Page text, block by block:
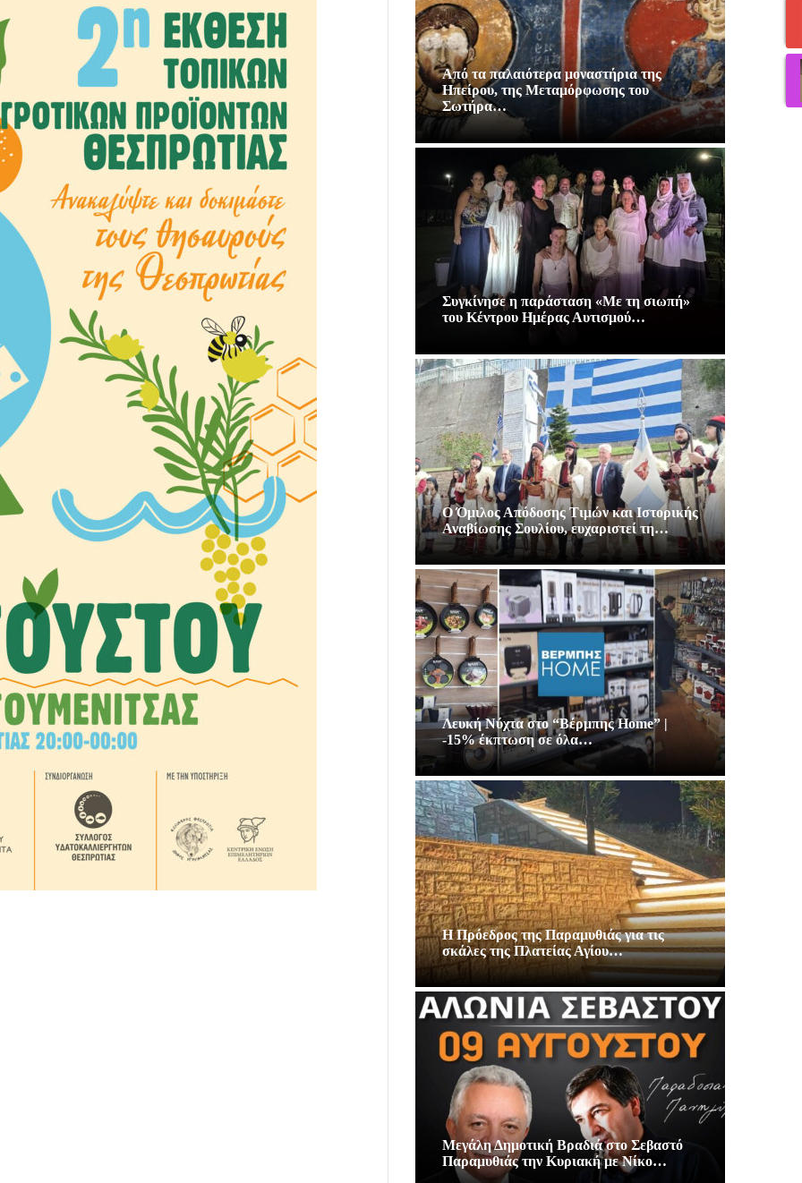
Από τα παλαιότερα μοναστήρια της
Ηπείρου, της Μεταμόρφωσης του
Σωτήρα…
Συγκίνησε η παράσταση «Με τη σιωπή»
του Κέντρου Ημέρας Αυτισμού…
Ο Όμιλος Απόδοσης Τιμών και Ιστορικής
Αναβίωσης Σουλίου, ευχαριστεί τη…
Λευκή Νύχτα στο “Βέρμπης Home” |
-15% έκπτωση σε όλα…
Η Πρόεδρος της Παραμυθιάς για τις
σκάλες της Πλατείας Αγίου…
Μεγάλη Δημοτική Βραδιά στο Σεβαστό
Παραμυθιάς την Κυριακή με Νίκο…